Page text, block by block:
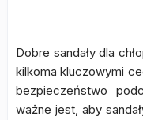
Dobre sandały dla
kilkoma kluczowymi
bezpieczeństwo
ważne jest, aby